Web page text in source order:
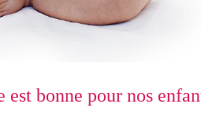
bonne pour nos